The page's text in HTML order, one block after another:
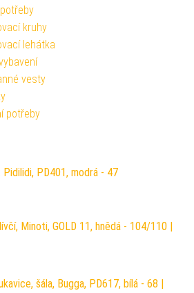
kruhy
lehátka
vesty
potřeby
Pidilidi, PD401, modrá - 47
Minoti, GOLD 11, hnědá - 104/110 |
šála, Bugga, PD617, bílá - 68 |